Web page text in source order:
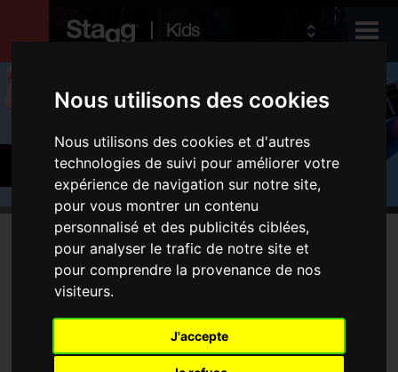
Nous utilisons des cookies
Nous utilisons des cookies et d'autres
technologies de suivi pour améliorer votre
expérience de navigation sur notre site,
pour vous montrer un contenu
personnalisé et des publicités ciblées,
pour analyser le trafic de notre site et
pour comprendre la provenance de nos
visiteurs.
J'accepte
Kids
Audio &
Lighting
Produits
Guitares et basses
Produits
Guitares électriques
Housses et étuis
Aucune produit ne correspond à votre recherche